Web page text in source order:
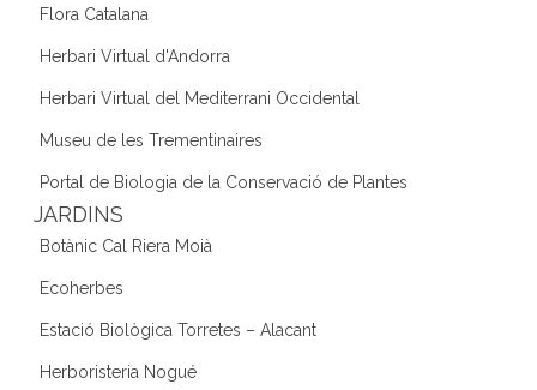
Flora Catalana
Herbari Virtual d'Andorra
Herbari Virtual del Mediterrani Occidental
Museu de les Trementinaires
Portal de Biologia de la Conservació de Plantes
JARDINS
Botànic Cal Riera Moià
Ecoherbes
Estació Biològica Torretes – Alacant
Herboristeria Nogué